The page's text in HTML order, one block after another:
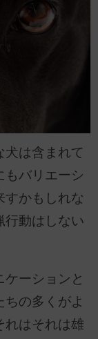
犬は含まれて
もバリエーシ
すかもしれな
行動はしない
ーションと
の多くがよ
れはそれは雄